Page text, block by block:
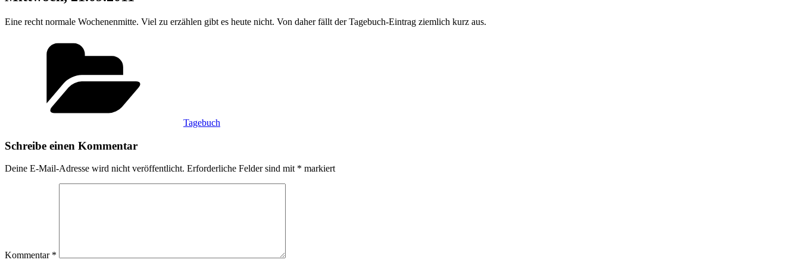
Eine recht normale Wochenenmitte. Viel zu erzählen gibt es heute nicht. Von daher fällt der Tagebuch-Eintrag ziemlich kurz aus.
Tagebuch
Schreibe einen Kommentar
Deine E-Mail-Adresse wird nicht veröffentlicht. Erforderliche Felder sind mit * markiert
Kommentar *